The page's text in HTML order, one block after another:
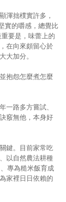
渾拙樸實許多，
實的嚼感，總覺比
要是，味蕾上的
在向來頗留心於
大加分。
抱怨怎麼煮怎麼
一路多方嘗試、
竅無他，本身好
鍵。目前家常吃
以自然農法耕種
專為糙米飯育成
家裡日日依賴的